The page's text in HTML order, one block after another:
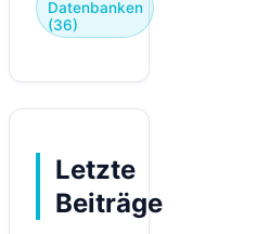
Datenbanken
(36)
Letzte
Beiträge